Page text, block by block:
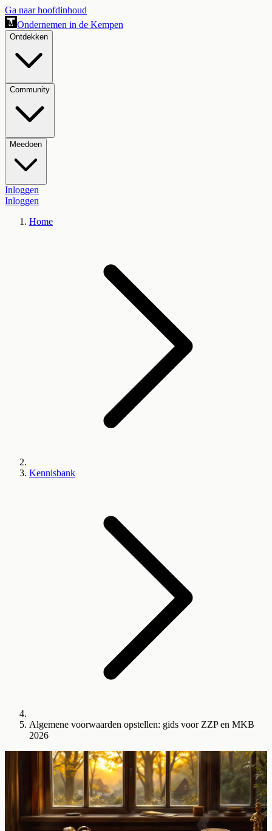
Ga naar hoofdinhoud
Ondernemen in de Kempen
Ontdekken
Community
Meedoen
Inloggen
Inloggen
Home
Kennisbank
Algemene voorwaarden opstellen: gids voor ZZP en MKB
2026